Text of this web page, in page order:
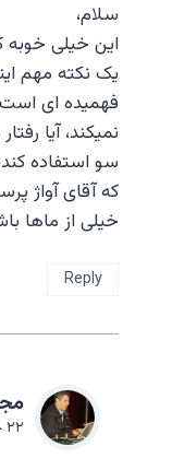
سلام،
این خیلی خوبه
یک نکته مهم
فهمیده ای است
نمیکند، آیا
سو استفاده
که آقای آواژ
خیلی از ماها
Reply
۲۲ خرداد ۱۳۹۵ در ۱:۱۶ بعد از ظهر